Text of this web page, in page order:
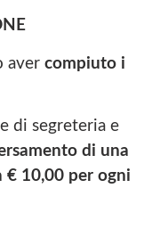
aver compiuto i
di segreteria e
di una
€ 10,00 per ogni